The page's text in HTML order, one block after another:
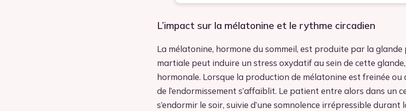
L’impact sur la mélatonine et le rythme circadien
La mélatonine, hormone du sommeil, est produite par la glande
martiale peut induire un stress oxydatif au sein de cette
hormonale. Lorsque la production de mélatonine est freinée ou
de l’endormissement s’affaiblit. Le patient entre alors dans un
s’endormir le soir, suivie d’une somnolence irrépressible durant